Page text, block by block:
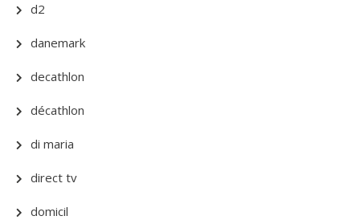
d2
danemark
decathlon
décathlon
di maria
direct tv
domicil